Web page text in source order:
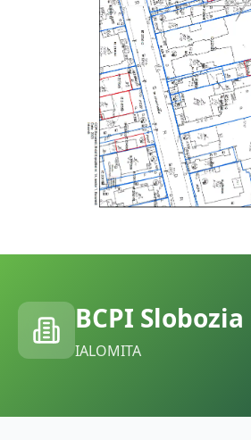
BCPI Slobozia
IALOMITA